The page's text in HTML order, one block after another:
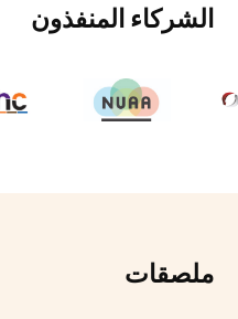
الشركاء المنفذون
ملصقات